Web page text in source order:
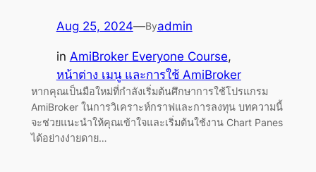
Aug 25, 2024—Byadmin
in AmiBroker Everyone Course
หน้าต่าง เมนู และการใช้ AmiBroker
หากคุณเป็นมือใหม่ที่กำลังเริ่มต้นศึกษาการใช้โปรแกรม
AmiBroker ในการวิเคราะห์กราฟและการลงทุน บทความนี้
จะช่วยแนะนำให้คุณเข้าใจและเริ่มต้นใช้งาน Chart Panes
ได้อย่างง่ายดาย…